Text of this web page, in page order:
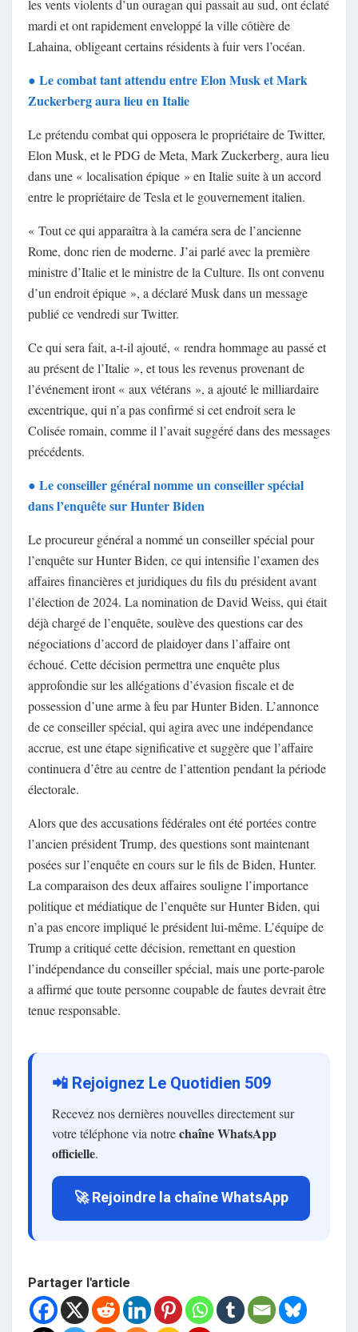
les vents violents d’un ouragan qui passait au sud, ont éclaté
mardi et ont rapidement enveloppé la ville côtière de
Lahaina, obligeant certains résidents à fuir vers l’océan.
● Le combat tant attendu entre Elon Musk et Mark
Zuckerberg aura lieu en Italie
Le prétendu combat qui opposera le propriétaire de Twitter,
Elon Musk, et le PDG de Meta, Mark Zuckerberg, aura lieu
dans une « localisation épique » en Italie suite à un accord
entre le propriétaire de Tesla et le gouvernement italien.
« Tout ce qui apparaîtra à la caméra sera de l’ancienne
Rome, donc rien de moderne. J’ai parlé avec la première
ministre d’Italie et le ministre de la Culture. Ils ont convenu
d’un endroit épique », a déclaré Musk dans un message
publié ce vendredi sur Twitter.
Ce qui sera fait, a-t-il ajouté, « rendra hommage au passé et
au présent de l’Italie », et tous les revenus provenant de
l’événement iront « aux vétérans », a ajouté le milliardaire
excentrique, qui n’a pas confirmé si cet endroit sera le
Colisée romain, comme il l’avait suggéré dans des messages
précédents.
● Le conseiller général nomme un conseiller spécial
dans l’enquête sur Hunter Biden
Le procureur général a nommé un conseiller spécial pour
l’enquête sur Hunter Biden, ce qui intensifie l’examen des
affaires financières et juridiques du fils du président avant
l’élection de 2024. La nomination de David Weiss, qui était
déjà chargé de l’enquête, soulève des questions car des
négociations d’accord de plaidoyer dans l’affaire ont
échoué. Cette décision permettra une enquête plus
approfondie sur les allégations d’évasion fiscale et de
possession d’une arme à feu par Hunter Biden. L’annonce
de ce conseiller spécial, qui agira avec une indépendance
accrue, est une étape significative et suggère que l’affaire
continuera d’être au centre de l’attention pendant la période
électorale.
Alors que des accusations fédérales ont été portées contre
l’ancien président Trump, des questions sont maintenant
posées sur l’enquête en cours sur le fils de Biden, Hunter.
La comparaison des deux affaires souligne l’importance
politique et médiatique de l’enquête sur Hunter Biden, qui
n’a pas encore impliqué le président lui-même. L’équipe de
Trump a critiqué cette décision, remettant en question
l’indépendance du conseiller spécial, mais une porte-parole
a affirmé que toute personne coupable de fautes devrait être
tenue responsable.
📲 Rejoignez Le Quotidien 509
Recevez nos dernières nouvelles directement sur
votre téléphone via notrechaîne WhatsApp
officielle.
🚀 Rejoindre la chaîne WhatsApp
Partager l'article